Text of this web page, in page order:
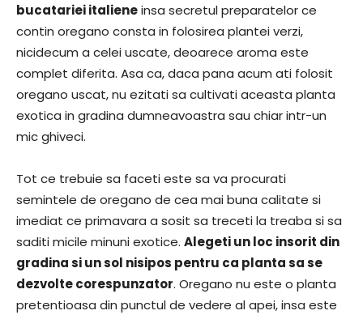
bucatariei italieneinsa secretul preparatelor ce
contin oregano consta in folosirea plantei verzi,
nicidecum a celei uscate, deoarece aroma este
complet diferita. Asa ca, daca pana acum ati folosit
oregano uscat, nu ezitati sa cultivati aceasta planta
exotica in gradina dumneavoastra sau chiar intr-un
mic ghiveci.
Tot ce trebuie sa faceti este sa va procurati
semintele de oregano de cea mai buna calitate si
imediat ce primavara a sosit sa treceti la treaba si sa
saditi micile minuni exotice. Alegeti un loc insorit din
gradina si un sol nisipos pentru ca planta sa se
dezvolte corespunzator. Oregano nu este o planta
pretentioasa din punctul de vedere al apei, insa este